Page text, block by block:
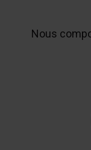
Nous